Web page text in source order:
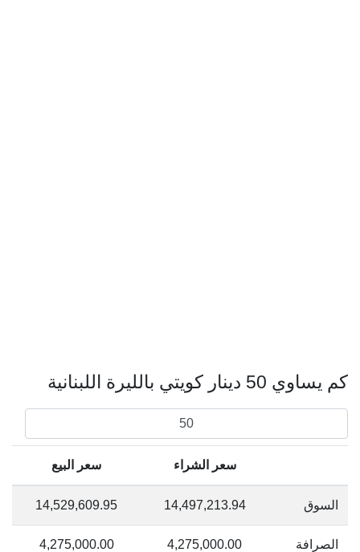
كم يساوي 50 دينار كويتي بالليرة اللبنانية
سعر الشراء سعر البيع
السوق 14,497,213.94
14,529,609.95
الصرافة 4,275,000.00
4,275,000.00